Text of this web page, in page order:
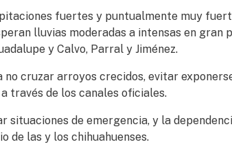
fuertes y puntualmente muy
lluvias moderadas a intensas en gran
y Calvo, Parral y Jiménez.
no cruzar arroyos crecidos, evitar
través de los canales oficiales.
situaciones de emergencia, y la
de las y los chihuahuenses.